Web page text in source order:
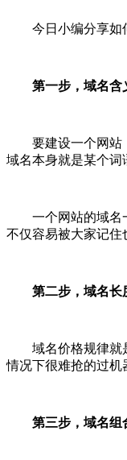
今日小编分享如
第一步，域名含
要建设一个网站
域名本身就是某个词
一个网站的域名
不仅容易被大家记住
第二步，域名长
域名价格规律就
情况下很难抢的过机
第三步，域名组